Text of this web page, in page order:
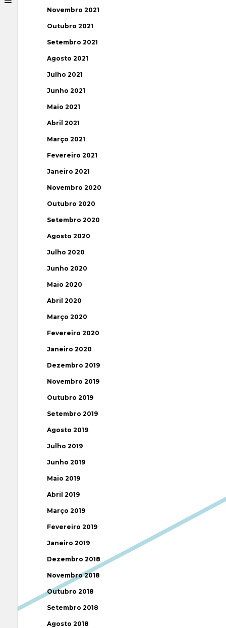
Novembro 2021
Outubro 2021
Setembro 2021
Agosto 2021
Julho 2021
Junho 2021
Maio 2021
Abril 2021
Março 2021
Fevereiro 2021
Janeiro 2021
Novembro 2020
Outubro 2020
Setembro 2020
Agosto 2020
Julho 2020
Junho 2020
Maio 2020
Abril 2020
Março 2020
Fevereiro 2020
Janeiro 2020
Dezembro 2019
Novembro 2019
Outubro 2019
Setembro 2019
Agosto 2019
Julho 2019
Junho 2019
Maio 2019
Abril 2019
Março 2019
Fevereiro 2019
Janeiro 2019
Dezembro 2018
Novembro 2018
Outubro 2018
Setembro 2018
Agosto 2018